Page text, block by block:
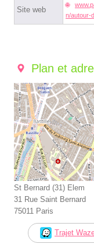
Site web
n/autour-
Plan et
St Bernard (31) Elem
31 Rue Saint Bernard
75011 Paris
Trajet